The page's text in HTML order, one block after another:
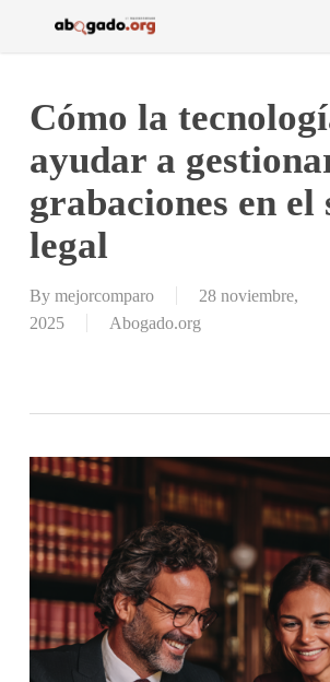
Cómo la
ayudar a
grabaciones en el
legal
By mejorcomparo
28 noviembre,
2025
Abogado.org